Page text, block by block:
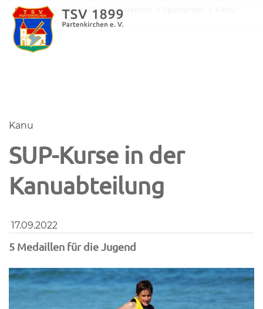
TSV Partenkirchen Sportangebote
Newsbeitrag
Kanu
SUP-Kurse in der
Kanuabteilung
17.09.2022
5 Medaillen für die Jugend